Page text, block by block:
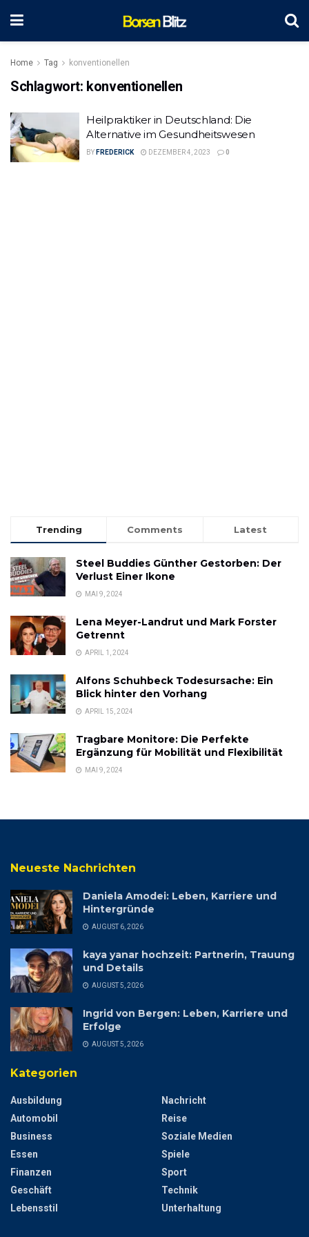
Home Tag konventionellen
Schlagwort: konventionellen
Heilpraktiker in Deutschland: Die
Alternative im Gesundheitswesen
BY FREDERICK DEZEMBER 4, 2023 0
Trending Comments Latest
Steel Buddies Günther Gestorben: Der
Verlust Einer Ikone
MAI 9, 2024
Lena Meyer-Landrut und Mark Forster
Getrennt
APRIL 1, 2024
Alfons Schuhbeck Todesursache: Ein
Blick hinter den Vorhang
APRIL 15, 2024
Tragbare Monitore: Die Perfekte
Ergänzung für Mobilität und Flexibilität
MAI 9, 2024
Neueste Nachrichten
Daniela Amodei: Leben, Karriere und
Hintergründe
AUGUST 6, 2026
kaya yanar hochzeit: Partnerin, Trauung
und Details
AUGUST 5, 2026
Ingrid von Bergen: Leben, Karriere und
Erfolge
AUGUST 5, 2026
Kategorien
Ausbildung
Automobil
Business
Essen
Finanzen
Geschäft
Lebensstil
Nachricht
Reise
Soziale Medien
Spiele
Sport
Technik
Unterhaltung